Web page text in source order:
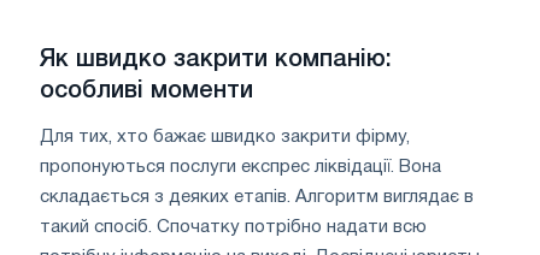
Як швидко закрити компанію:
особливі моменти
Для тих, хто бажає швидко закрити фірму,
пропонуються послуги експрес ліквідації. Вона
складається з деяких етапів. Алгоритм виглядає в
такий спосіб. Спочатку потрібно надати всю